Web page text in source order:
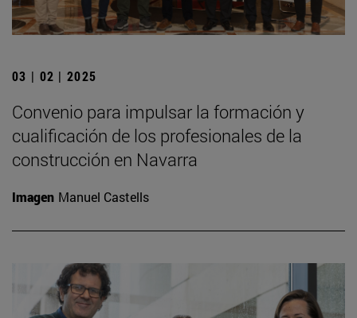
03 | 02 | 2025
Convenio para impulsar la formación y
cualificación de los profesionales de la
construcción en Navarra
Imagen Manuel Castells